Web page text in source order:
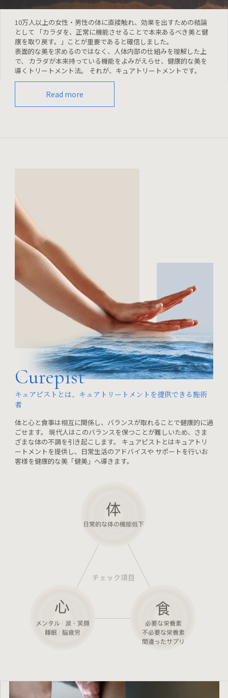
10万人以上の女性・男性の体に直接触れ、効果を出すための結論
として 「カラダを、正常に機能させることで本来あるべき美と健
康を取り戻す。」ことが重要であると確信しました。
表面的な美を求めるのではなく、人体内部の仕組みを理解した上
で、 カラダが本来持っている機能をよみがえらせ、健康的な美を
導くトリートメント法。 それが、キュアトリートメントです。
Read more
Curepist
キュアピストとは、キュアトリートメントを提供できる施術
者
体と心と食事は相互に関係し、バランスが取れることで健康的に過
ごせます。 現代人はこのバランスを保つことが難しいため、さま
ざまな体の不調を引き起こします。 キュアピストとはキュアトリ
ートメントを提供し、日常生活のアドバイスや サポートを行いお
客様を健康的な美「健美」へ導きます。